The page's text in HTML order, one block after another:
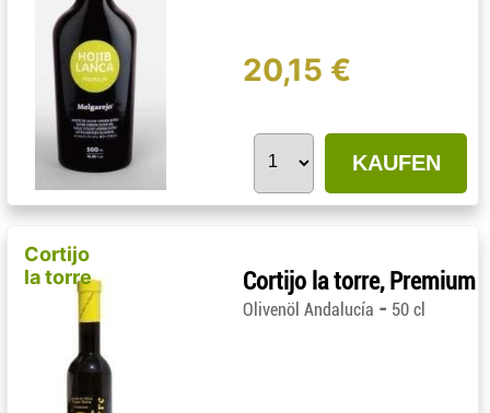
20,15 €
KAUFEN
Cortijo
la torre
Cortijo la torre, Premium
Olivenöl Andalucía - 50 cl